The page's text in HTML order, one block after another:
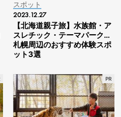
スポット
2023.12.27
【北海道親子旅】水族館・ア
スレチック・テーマパーク…
札幌周辺のおすすめ体験スポ
ット3選